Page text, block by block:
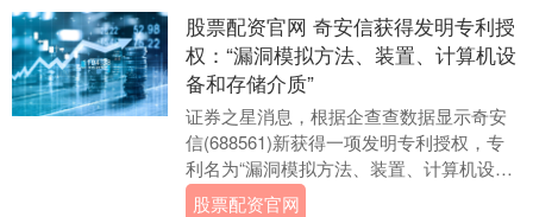
股票配资官网 奇安信获得发明专利授
权：“漏洞模拟方法、装置、计算机设
备和存储介质”
证券之星消息，根据企查查数据显示奇安
信(688561)新获得一项发明专利授权，专
利名为“漏洞模拟方法、装置、计算机设备
和存储介质”，专利申请号为CN202111....
股票配资官网